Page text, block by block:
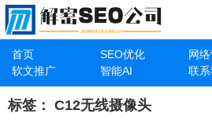
首页 SEO优化 网
软文推广
智能AI 联
标签： C12无线摄像头